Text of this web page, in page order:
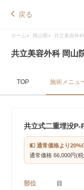
戻る
ホーム 岡山県 共立美容外
共立美容外科 岡山
TOP 施術メニュ
共立式二重埋没P-
💵 通常価格より
通常価格 66,000円(
部位
目